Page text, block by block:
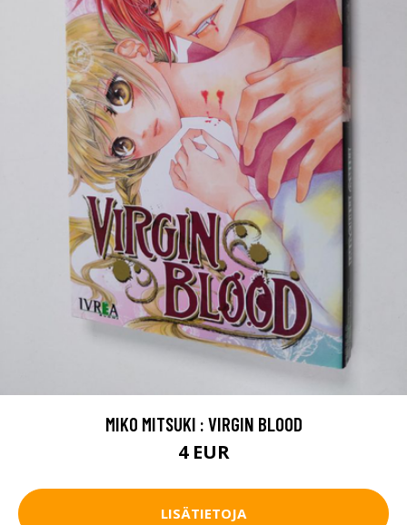
MIKO MITSUKI : VIRGIN BLOOD
4 EUR
LISÄTIETOJA